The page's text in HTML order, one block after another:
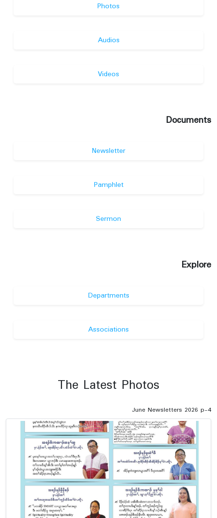
Photos
Audios
Videos
Documents
Newsletter
Pamphlet
Sermon
Explore
Departments
Associations
The Latest Photos
June Newsletters 2026 p-4